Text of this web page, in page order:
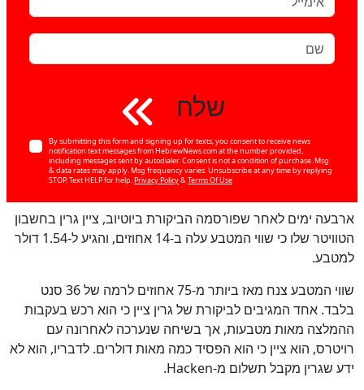
שלח
By submitting this form and signing up for texts, you consent to receive news
notification text messages from HebrewNews.com at the number provided,
including messages sent by autodialer. Consent is not a condition of purchase. Msg
& data rates may apply. Msg frequency varies. Unsubscribe at any time by replying
STOP. Text HELP for help.Privacy Policy&Terms Of Use
ארבעה ימים לאחר שפורסמה הביקורת ביוטיוב, ציין גרין בחשבון
הטוויטר שלו כי שווי המטבע עלה ב-14 אחוזים, והגיע ל-1.54 דולר
למטבע.
שווי המטבע צנח מאז ביותר מ-75 אחוזים לרמה של 36 סנט
בלבד. אחד המגיבים לביקורת של גרין ציין כי הוא רכש בעקבות
ההמלצה מאות מטבעות, אך בשיחה שנערכה לאחרונה עם
רויטרס, הוא ציין כי הוא הפסיד כמה מאות דולרים. לדבריו, הוא לא
ידע שגרין מקבל תשלום מ-Hacken.